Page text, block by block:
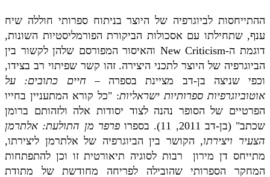
ההתייחסות לביוגרפיה של היוצר בניתוח ספרותי חוללה שיח
ענף, שתחילתו עם אסכולות הביקורת הפורמליסטיות השונות,
דוגמת ה-New Criticism והאיסור המפורסם שלהן לקשור בין
הביוגרפיה של היוצר לתכני היצירה. זהו קשר שפיתוי רב בצידו,
וכפי שניצה בן-דב מציינת בספרה –חיים כתובים: על
אוטוביוגרפיות ספרותיות ישראליות: "כל קורא המתעניין בחייו
הפרטיים של הסופר נהנה לצוד יסודות אלה ולזהותם ברומן
שכתב" (בן-דב 2011, 11). בספרו
פרפר מן התולעת: אלתרמן
הצעיר ויצירתו, הקושר בין הביוגרפיה של אלתרמן ליצירתו,
מתייחס דן מירון
רבות לסוגיה תיאורטית זו וכן להתפתחות
המחקר הספרותי שהובילה לפריחה מחודשת של מתודת